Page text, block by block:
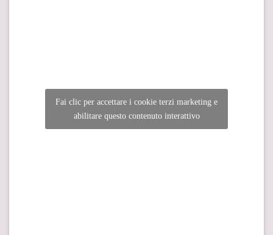
Fai clic per accettare i cookie terzi marketing e
abilitare questo contenuto interattivo